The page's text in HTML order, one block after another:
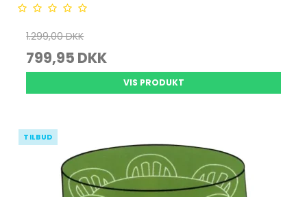
1.299,00 DKK
799,95 DKK
VIS PRODUKT
TILBUD